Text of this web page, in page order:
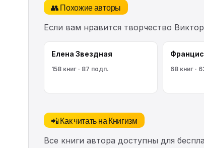
👥 Похожие авторы
Если вам нравится творчество
Елена Звездная
158 книг · 87 подп. 68 книг ·
📲 Как читать на Книгизм
Все книги автора доступны для